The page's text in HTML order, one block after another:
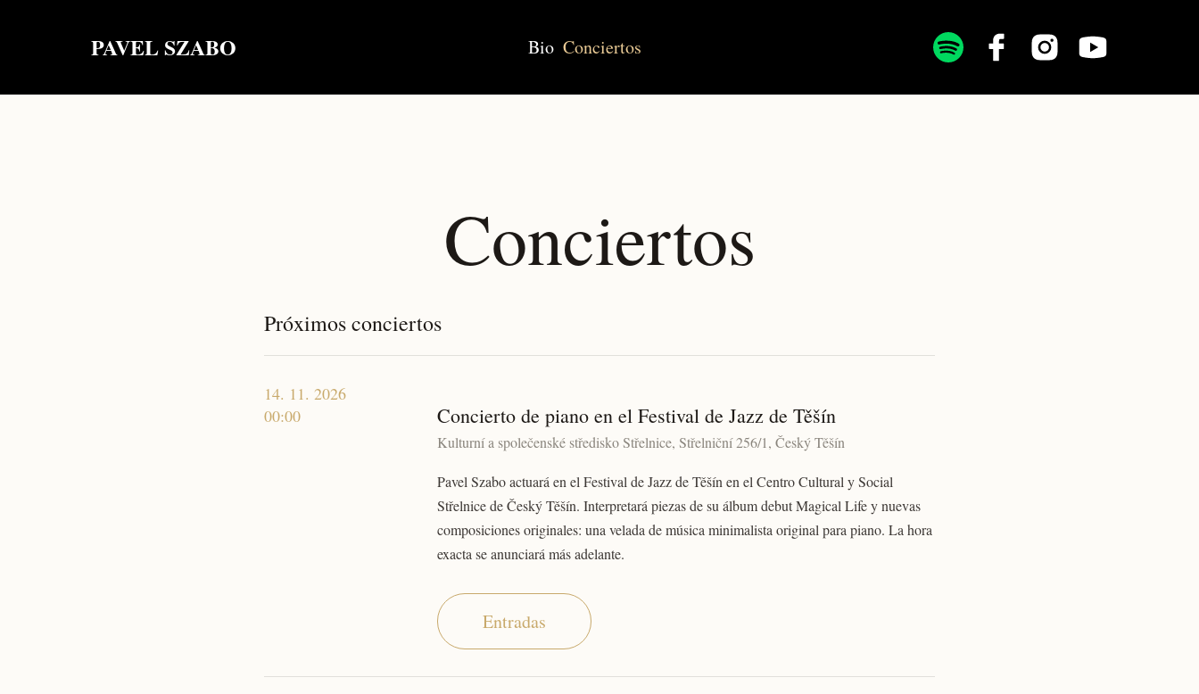
PAVEL SZABO Bio Conciertos
Conciertos
Próximos conciertos
14. 11. 2026
00:00
Concierto de piano en el Festival de Jazz de Těšín
Kulturní a společenské středisko Střelnice, Střelniční 256/1, Český Těšín
Pavel Szabo actuará en el Festival de Jazz de Těšín en el Centro Cultural y Social
Střelnice de Český Těšín. Interpretará piezas de su álbum debut Magical Life y nuevas
composiciones originales: una velada de música minimalista original para piano. La hora
exacta se anunciará más adelante.
Entradas